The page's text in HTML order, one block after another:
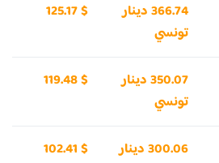
366.74 دينار
تونسي
125.17 $
350.07 دينار
تونسي
119.48 $
300.06 دينار
102.41 $